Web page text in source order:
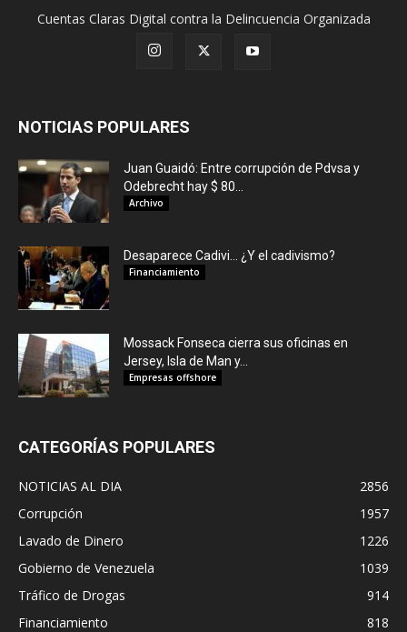
Cuentas Claras Digital contra la Delincuencia Organizada
NOTICIAS POPULARES
Juan Guaidó: Entre corrupción de Pdvsa y
Odebrecht hay $ 80...
Archivo
Desaparece Cadivi… ¿Y el cadivismo?
Financiamiento
Mossack Fonseca cierra sus oficinas en
Jersey, Isla de Man y...
Empresas offshore
CATEGORÍAS POPULARES
NOTICIAS AL DIA
2856
Corrupción
1957
Lavado de Dinero
1226
Gobierno de Venezuela
1039
Tráfico de Drogas
914
Financiamiento
818